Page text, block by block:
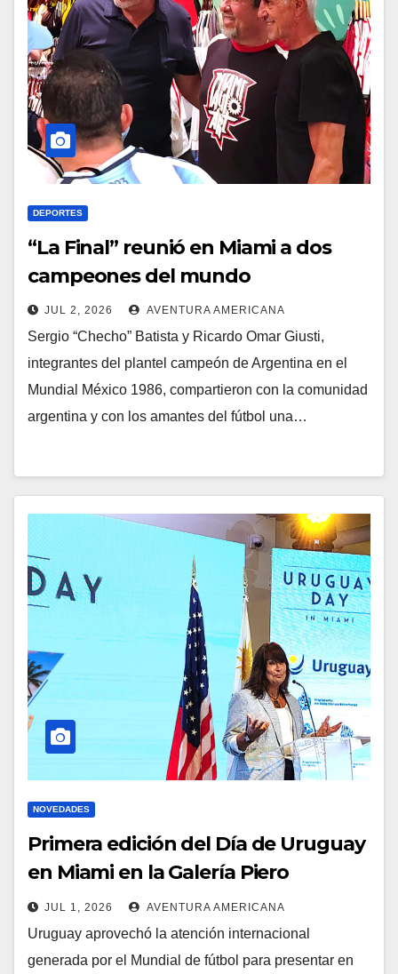
DEPORTES
“La Final” reunió en Miami a dos
campeones del mundo
JUL 2, 2026 AVENTURA AMERICANA
Sergio “Checho” Batista y Ricardo Omar Giusti,
integrantes del plantel campeón de Argentina en el
Mundial México 1986, compartieron con la comunidad
argentina y con los amantes del fútbol una…
NOVEDADES
Primera edición del Día de Uruguay
en Miami en la Galería Piero
Atchugarry
JUL 1, 2026 AVENTURA AMERICANA
Uruguay aprovechó la atención internacional
generada por el Mundial de fútbol para presentar en